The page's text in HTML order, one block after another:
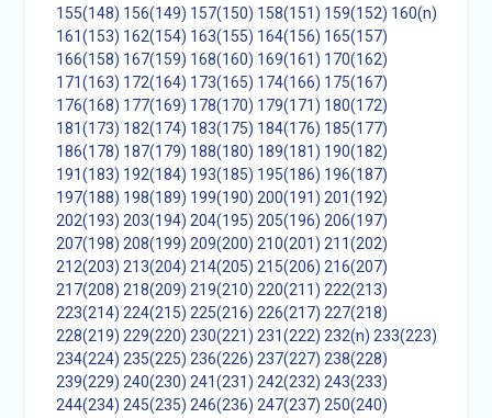
155(148) 156(149) 157(150) 158(151) 159(152) 160(n)
161(153) 162(154) 163(155) 164(156) 165(157)
166(158) 167(159) 168(160) 169(161) 170(162)
171(163) 172(164) 173(165) 174(166) 175(167)
176(168) 177(169) 178(170) 179(171) 180(172)
181(173) 182(174) 183(175) 184(176) 185(177)
186(178) 187(179) 188(180) 189(181) 190(182)
191(183) 192(184) 193(185) 195(186) 196(187)
197(188) 198(189) 199(190) 200(191) 201(192)
202(193) 203(194) 204(195) 205(196) 206(197)
207(198) 208(199) 209(200) 210(201) 211(202)
212(203) 213(204) 214(205) 215(206) 216(207)
217(208) 218(209) 219(210) 220(211) 222(213)
223(214) 224(215) 225(216) 226(217) 227(218)
228(219) 229(220) 230(221) 231(222) 232(n) 233(223)
234(224) 235(225) 236(226) 237(227) 238(228)
239(229) 240(230) 241(231) 242(232) 243(233)
244(234) 245(235) 246(236) 247(237) 250(240)